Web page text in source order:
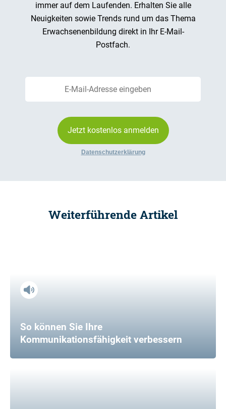
immer auf dem Laufenden. Erhalten Sie alle
Neuigkeiten sowie Trends rund um das Thema
Erwachsenenbildung direkt in Ihr E-Mail-
Postfach.
Jetzt kostenlos anmelden
Datenschutzerklärung
Weiterführende Artikel
So können Sie Ihre
Kommunikationsfähigkeit verbessern